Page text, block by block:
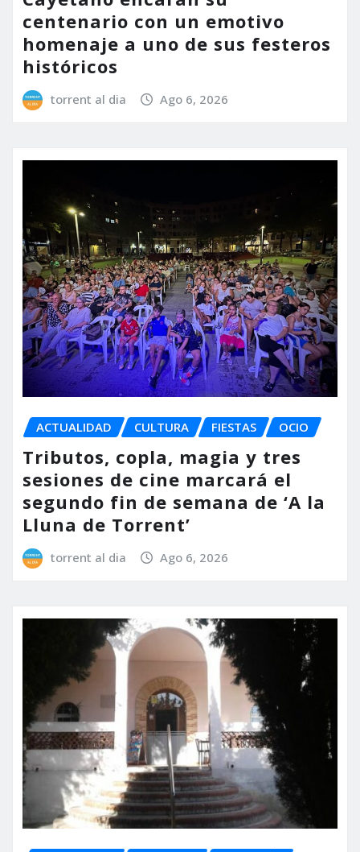
centenario con un emotivo
homenaje a uno de sus festeros
históricos
torrent al dia Ago 6, 2026
ACTUALIDAD CULTURA FIESTAS OCIO
Tributos, copla, magia y tres
sesiones de cine marcará el
segundo fin de semana de ‘A la
Lluna de Torrent’
torrent al dia Ago 6, 2026